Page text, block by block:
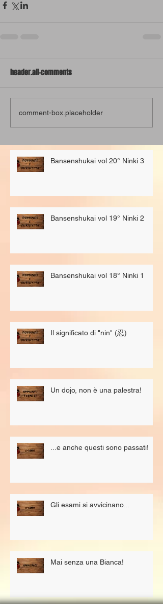
header.all-comments
comment-box.placeholder
Bansenshukai vol 20° Ninki 3
Bansenshukai vol 19° Ninki 2
Bansenshukai vol 18° Ninki 1
Il significato di "nin" (忍)
Un dojo, non è una palestra!
...e anche questi sono passati!
Gli esami si avvicinano...
Mai senza una Bianca!